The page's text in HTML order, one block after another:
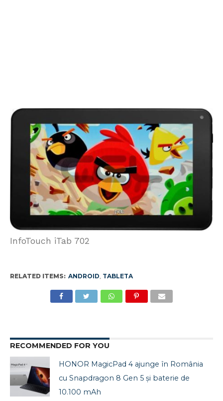
InfoTouch iTab 702
RELATED ITEMS: ANDROID, TABLETA
RECOMMENDED FOR YOU
HONOR MagicPad 4 ajunge în România
cu Snapdragon 8 Gen 5 și baterie de
10.100 mAh